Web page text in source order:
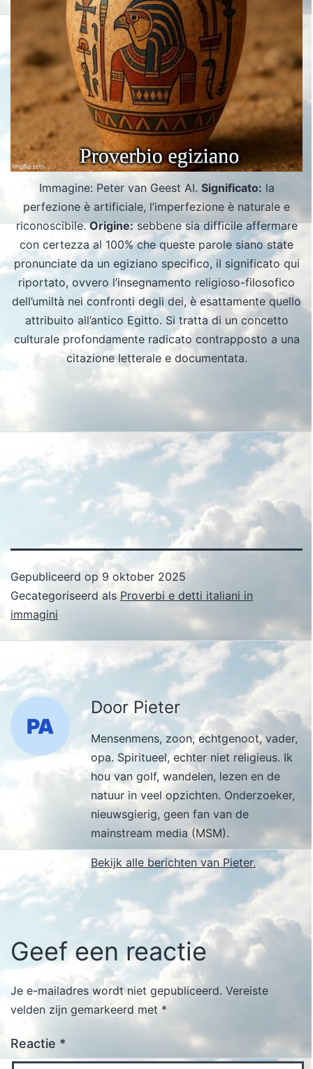
Immagine: Peter van Geest AI. Significato: la
perfezione è artificiale, l’imperfezione è naturale e
riconoscibile.Origine:sebbene sia difficile affermare
con certezza al 100% che queste parole siano state
pronunciate da un egiziano specifico, il significato qui
riportato, ovvero l’insegnamento religioso-filosofico
dell’umiltà nei confronti degli dei, è esattamente quello
attribuito all’antico Egitto. Si tratta di un concetto
culturale profondamente radicato contrapposto a una
citazione letterale e documentata.
Gepubliceerd op 9 oktober 2025
Gecategoriseerd alsProverbi e detti italiani in
immagini
Door Pieter
Mensenmens, zoon, echtgenoot, vader,
opa. Spiritueel, echter niet religieus. Ik
hou van golf, wandelen, lezen en de
natuur in veel opzichten. Onderzoeker,
nieuwsgierig, geen fan van de
mainstream media (MSM).
Bekijk alle berichten van Pieter.
Geef een reactie
Je e-mailadres wordt niet gepubliceerd. Vereiste
velden zijn gemarkeerd met *
Reactie *